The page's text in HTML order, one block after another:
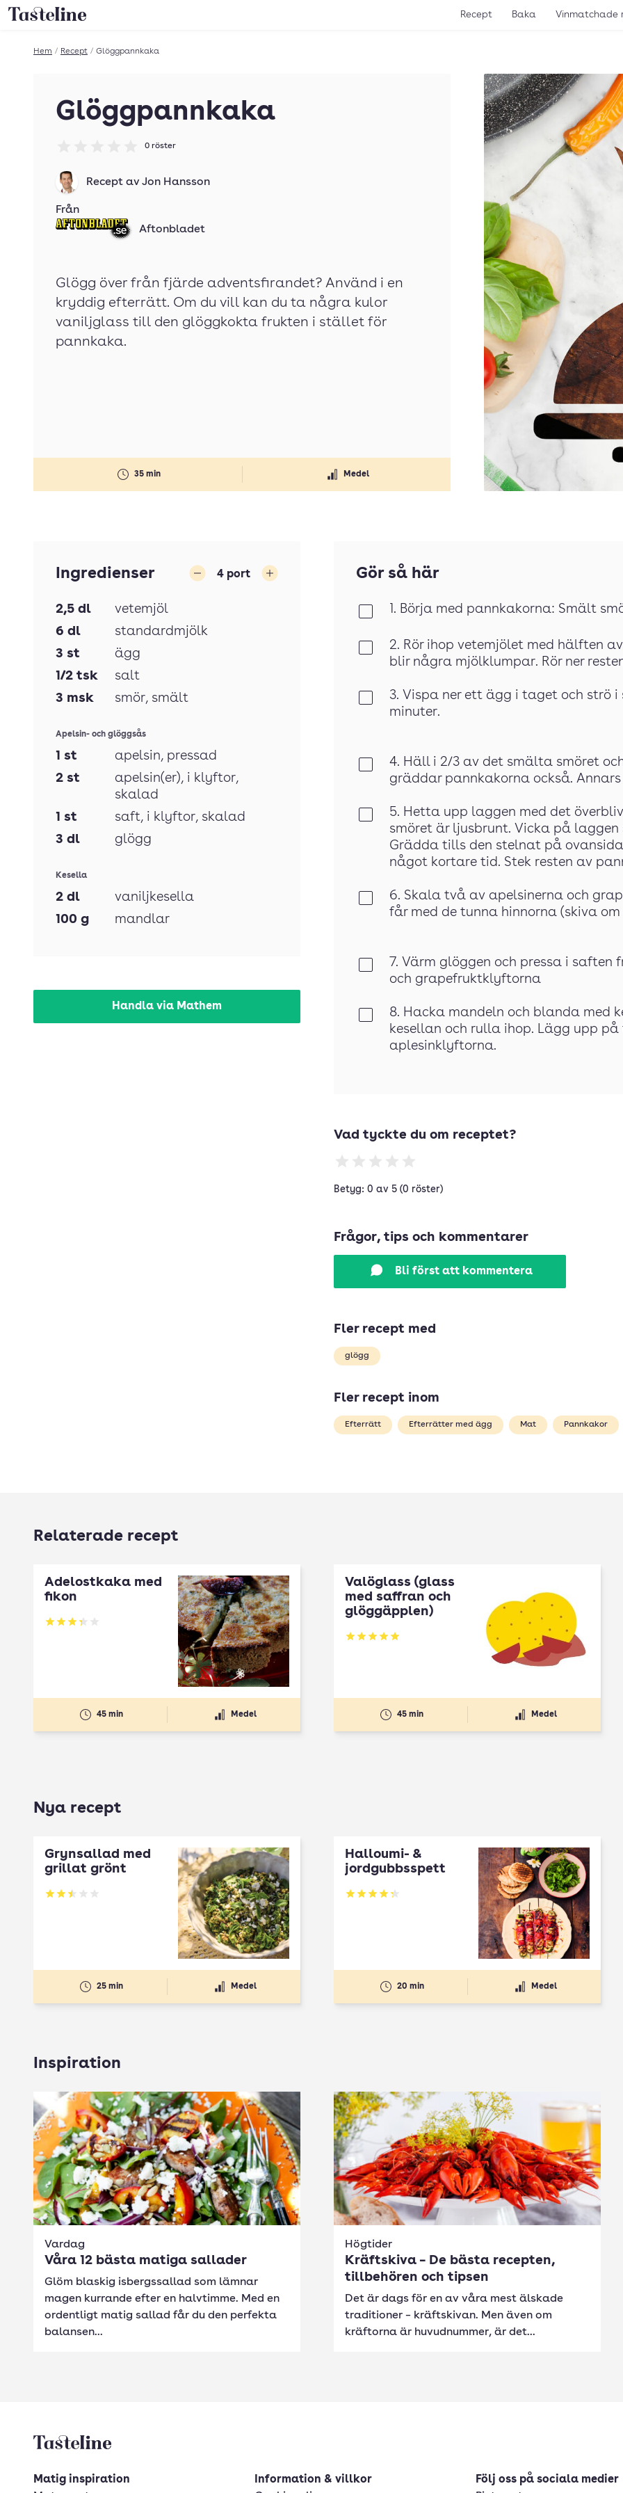
Till Tastelines startsida Recept Baka Vinmatchade
Hem / Recept / Glöggpannkaka
Glöggpannkaka
0 röster
35 min Medel
Recept av Jon Hansson
Från
Aftonbladet
Glögg över från fjärde adventsfirandet? Använd i en
kryddig efterrätt. Om du vill kan du ta några kulor
vaniljglass till den glöggkokta frukten i stället för
pannkaka.
Ingredienser 4 port
2,5 dl
vetemjöl
6 dl
standardmjölk
3 st
ägg
1/2 tsk
salt
3 msk smör, smält
Apelsin- och glöggsås
1 st apelsin, pressad
2 st apelsin(er), i klyftor,
skalad
1 st saft, i klyftor, skalad
3 dl glögg
Kesella
2 dl
vaniljkesella
100 g mandlar
Handla via Mathem
Gör så här
1. Börja med pannkakorna: Smält
2. Rör ihop vetemjölet med hälften
blir några mjölklumpar. Rör ner
3. Vispa ner ett ägg i taget och strö
minuter.
4. Häll i 2/3 av det smälta smöret
gräddar pannkakorna också.
5. Hetta upp laggen med det
smöret är ljusbrunt. Vicka på
Grädda tills den stelnat på
något kortare tid. Stek resten av
6. Skala två av apelsinerna och
får med de tunna hinnorna (skiva
7. Värm glöggen och pressa i
och grapefruktklyftorna
8. Hacka mandeln och blanda med
kesellan och rulla ihop. Lägg upp
aplesinklyftorna.
Vad tyckte du om receptet?
Betyg: 0 av 5 (0 röster)
Frågor, tips och kommentarer
Bli först att kommentera
Fler recept med
glögg
Fler recept inom
Efterrätt Efterrätter med ägg Mat Pannkakor
Relaterade recept
Ädelostkaka med
fikon
Betyg: 3.32 av 5
45 min Medel
Valöglass (glass
med saffran och
glöggäpplen)
Betyg: 5 av 5
45 min Medel
Nya recept
Grynsallad med
grillat grönt
Betyg: 2.5 av 5
25 min Medel
Halloumi- &
jordgubbsspett
Betyg: 4.3 av 5
20 min Medel
Inspiration
Vardag
Våra 12 bästa matiga sallader
Glöm blaskig isbergssallad som lämnar
magen kurrande efter en halvtimme. Med en
ordentligt matig sallad får du den perfekta
balansen...
Högtider
Kräftskiva – De bästa recepten,
tillbehören och tipsen
Det är dags för en av våra mest älskade
traditioner – kräftskivan. Men även om
kräftorna är huvudnummer, är det...
Tasteline startsida
Matig inspiration
Information & villkor
Följ oss på sociala medier